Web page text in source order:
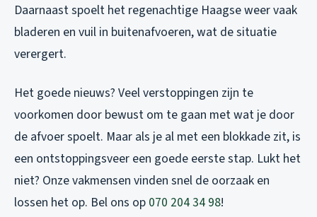
Daarnaast spoelt het regenachtige Haagse weer vaak
bladeren en vuil in buitenafvoeren, wat de situatie
verergert.
Het goede nieuws? Veel verstoppingen zijn te
voorkomen door bewust om te gaan met wat je door
de afvoer spoelt. Maar als je al met een blokkade zit, is
een ontstoppingsveer een goede eerste stap. Lukt het
niet? Onze vakmensen vinden snel de oorzaak en
lossen het op. Bel ons op 070 204 34 98!